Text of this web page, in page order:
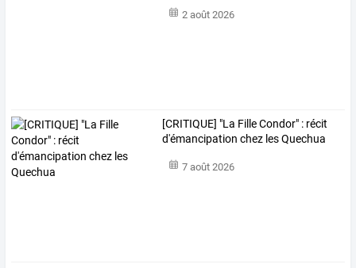
2 août 2026
[CRITIQUE] "La Fille Condor" : récit
d'émancipation chez les Quechua
7 août 2026